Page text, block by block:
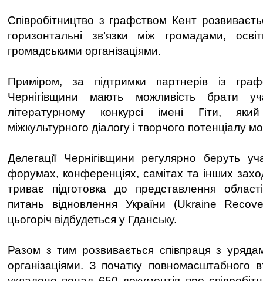
Співробітництво з графством Кент
горизонтальні зв’язки між громадами,
громадськими організаціями.
Приміром, за підтримки партнерів із
Чернігівщини мають можливість брати
літературному конкурсі імені Гіти,
міжкультурного діалогу і творчого потенціалу
Делегації Чернігівщини регулярно беруть
форумах, конференціях, самітах та інших
триває підготовка до представлення
питань відновлення України (Ukraine
цьогоріч відбудеться у Гданську.
Разом з тим розвивається співпраця з
організаціями. З початку повномасштабного